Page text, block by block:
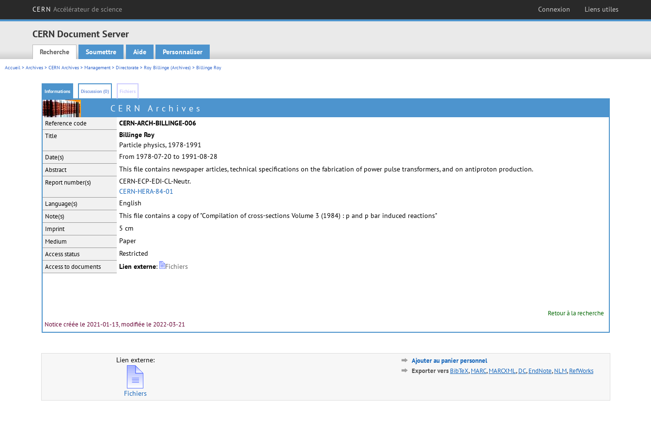
CERN Accélérateur de science Connexion Liens utiles
CERN Document Server
Main menu
Recherche Soumettre Aide Personnaliser
Accueil > Archives > CERN Archives > Management> Directorate > Roy Billinge (Archives) > Billinge Roy
Informations Discussion (0) Fichiers
CERN Archives
Reference code CERN-ARCH-BILLINGE-006
Title
Billinge Roy
Particle physics, 1978-1991
Date(s) From 1978-07-20 to 1991-08-28
Abstract This file contains newspaper articles, technical specifications on the fabrication of power pulse transformers, and on antiproton production.
Reportnumber(s)
CERN-ECP-EDI-CL-Neutr.
CERN-HERA-84-01
Language(s) English
Note(s) This file contains a copy of "Compilation of cross-sections Volume 3 (1984) : p and p bar induced reactions"
Imprint 5 cm
Medium Paper
Access status Restricted
Access to documents Lien externe: Fichiers
Retour à la recherche
Notice créée le 2021-01-13, modifiée le 2022-03-21
Lien externe:
Fichiers
Ajouter au panier personnel
Exporter vers BibTeX,MARC,MARCXML,DC,EndNote,NLM,RefWorks